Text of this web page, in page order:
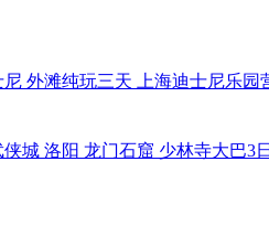
外滩纯玩三天 上海迪士尼乐园